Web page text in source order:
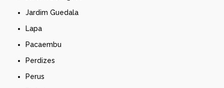
Jardim Guedala
Lapa
Pacaembu
Perdizes
Perus